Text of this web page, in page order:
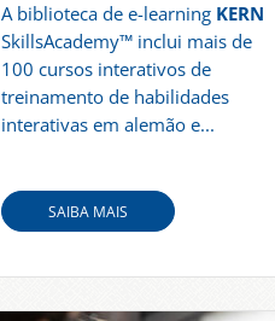
A biblioteca de e-learning KERN
SkillsAcademy™ inclui mais de
100 cursos interativos de
treinamento de habilidades
interativas em alemão e...
SAIBA MAIS